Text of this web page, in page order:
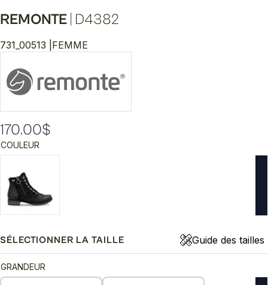
REMONTE D4382
731_00513 | FEMME
170.00$
COULEUR
SÉLECTIONNER LA TAILLE Guide des tailles
GRANDEUR